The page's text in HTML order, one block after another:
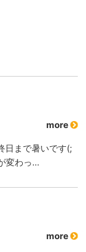
more
日まで暑いです(;
変わっ…
more